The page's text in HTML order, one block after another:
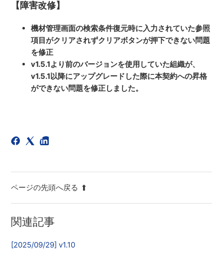
【障害改修】
機材管理画面の検索条件復元時に入力されていた参照
項目がクリアされずクリアボタンが押下できない問題
を修正
v1.5.1より前のバージョンを使用していた組織が、
v1.5.1以降にアップグレードした際に本契約への昇格
ができない問題を修正しました。
ページの先頭へ戻る
関連記事
[2025/09/29] v1.10